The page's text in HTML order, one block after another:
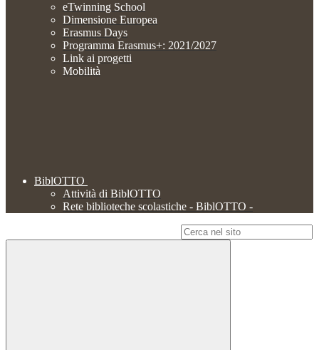
eTwinning School
Dimensione Europea
Erasmus Days
Programma Erasmus+: 2021/2027
Link ai progetti
Mobilità
BiblOTTO
Attività di BiblOTTO
Rete biblioteche scolastiche - BiblOTTO -